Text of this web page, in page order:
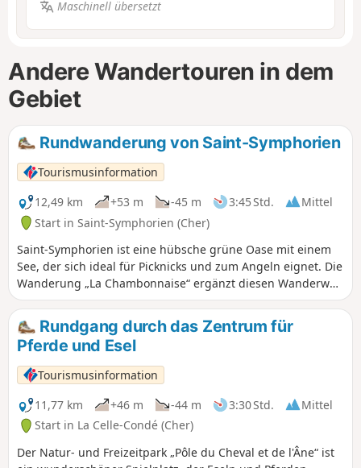
Maschinell übersetzt
Andere Wandertouren in dem
Gebiet
Rundwanderung von Saint-Symphorien
Tourismusinformation
12,49 km
+53 m -45 m 3:45 Std.
Mittel
Start in Saint-Symphorien (Cher)
Saint-Symphorien ist eine hübsche grüne Oase mit einem
See, der sich ideal für Picknicks und zum Angeln eignet. Die
Wanderung „La Chambonnaise“ ergänzt diesen Wanderweg
und bietet Ihnen eine Tageswanderung.
Rundgang durch das Zentrum für
Pferde und Esel
Tourismusinformation
11,77 km
+46 m -44 m 3:30 Std.
Mittel
Start in La Celle-Condé (Cher)
Der Natur- und Freizeitpark „Pôle du Cheval et de l'Âne“ ist